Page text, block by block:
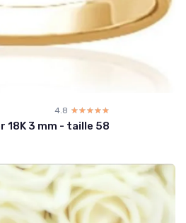
4.8 ☆☆☆☆☆
★★★★★
18K 3 mm - taille 58